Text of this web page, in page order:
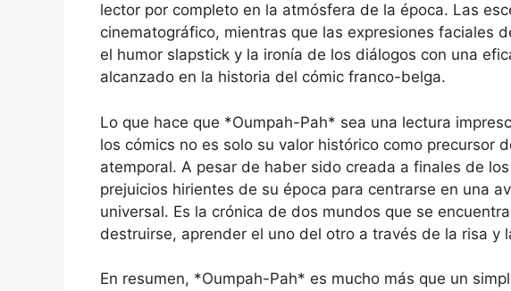
lector por completo en la atmósfera de la época. Las
cinematográfico, mientras que las expresiones faciales
el humor slapstick y la ironía de los diálogos con una
alcanzado en la historia del cómic franco-belga.
Lo que hace que *Oumpah-Pah* sea una lectura
los cómics no es solo su valor histórico como precursor
atemporal. A pesar de haber sido creada a finales de
prejuicios hirientes de su época para centrarse en una
universal. Es la crónica de dos mundos que se
destruirse, aprender el uno del otro a través de la risa y
En resumen, *Oumpah-Pah* es mucho más que un